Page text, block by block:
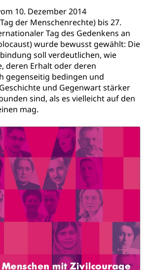
10. Dezember 2014
der Menschenrechte) bis 27.
Tag des Gedenkens an
wurde bewusst gewählt: Die
soll verdeutlichen, wie
deren Erhalt oder deren
gegenseitig bedingen und
und Gegenwart stärker
sind, als es vielleicht auf den
mag.
(WAS Luzern)
Krankenversicherung (WAS
Luzern)
und Unfallversicherung
Lebensmittelkontrolle,
Produktesicherheit
Trinkwasser
Lebensmittel
Wellness, Unfallverhütung,
Alkoholprävention,
Primärprävention,
Tertiärprävention
Darmkrebsvorsorge
Prävention (Polizei)
Suchtprävention
Krankenversicherung,
Invalidenversicherung,
und Unfallversicherung
(gruezi.lu.ch)
(WAS Luzern)
- Sozialhilfe
Gesellschaft (Dienststelle)
Opferhilfe
Drogensucht,
Suchtkrankheit,
Drogensüchtige,
Suchtmittel, Psychopharmaka
Sucht Region Luzern